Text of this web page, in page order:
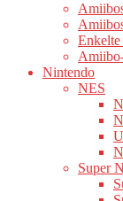
Nintendo
NES
Super